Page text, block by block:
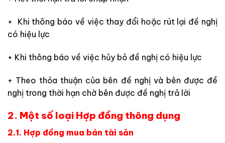
+ Khi thông báo về việc thay đổi hoặc rút lại đề nghị
có hiệu lực
+ Khi thông báo về việc hủy bỏ đề nghị có hiệu lực
+ Theo thỏa thuận của bên đề nghị và bên được đề
nghị trong thời hạn chờ bên được đề nghị trả lời
2. Một số loại Hợp đồng thông dụng
2.1. Hợp đồng mua bán tài sản